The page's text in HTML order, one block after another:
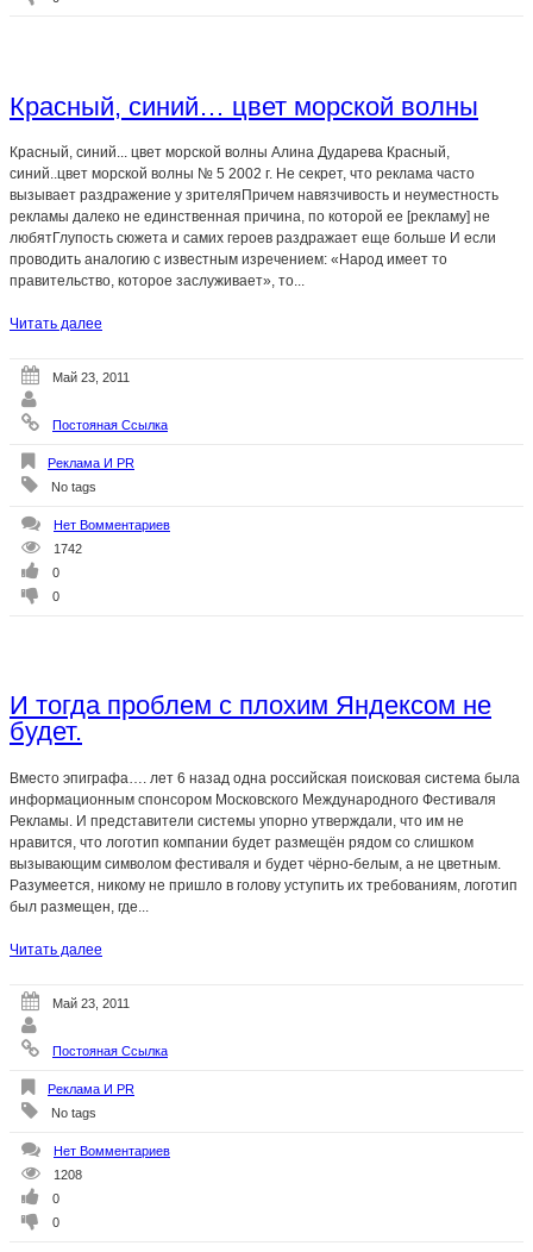
Красный, синий… цвет морской волны
Красный, синий... цвет морской волны Алина Дударева Красный,
синий..цвет морской волны № 5 2002 г. Не секрет, что реклама часто
вызывает раздражение у зрителяПричем навязчивость и неуместность
рекламы далеко не единственная причина, по которой ее [рекламу] не
любятГлупость сюжета и самих героев раздражает еще больше И если
проводить аналогию с известным изречением: «Народ имеет то
правительство, которое заслуживает», то...
Читать далее
Май 23, 2011
Постояная Ссылка
Реклама И PR
No tags
Нет Вомментариев
1742
0
0
И тогда проблем с плохим Яндексом не
будет.
Вместо эпиграфа…. лет 6 назад одна российская поисковая система была
информационным спонсором Московского Международного Фестиваля
Рекламы. И представители системы упорно утверждали, что им не
нравится, что логотип компании будет размещён рядом со слишком
вызывающим символом фестиваля и будет чёрно-белым, а не цветным.
Разумеется, никому не пришло в голову уступить их требованиям, логотип
был размещен, где...
Читать далее
Май 23, 2011
Постояная Ссылка
Реклама И PR
No tags
Нет Вомментариев
1208
0
0